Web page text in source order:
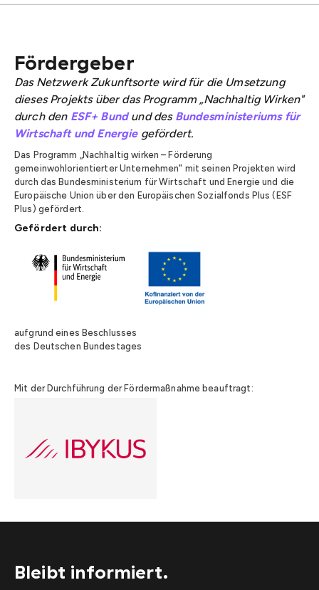
Fördergeber
Das Netzwerk Zukunftsorte wird für die Umsetzung
dieses Projekts über das Programm „Nachhaltig Wirken"
durch den ESF+ Bund und des Bundesministeriums für
Wirtschaft und Energiegefördert.
Das Programm „Nachhaltig wirken – Förderung
gemeinwohlorientierter Unternehmen" mit seinen Projekten wird
durch das Bundesministerium für Wirtschaft und Energie und die
Europäische Union über den Europäischen Sozialfonds Plus (ESF
Plus) gefördert.
Gefördert durch:
aufgrund eines Beschlusses
des Deutschen Bundestages
Mit der Durchführung der Fördermaßnahme beauftragt:
Bleibt informiert.